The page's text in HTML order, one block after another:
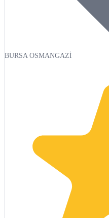
BURSA OSMANGAZİ